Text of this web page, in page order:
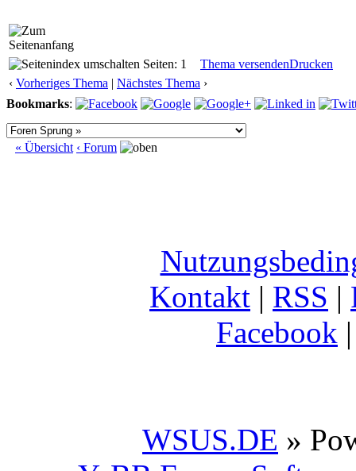
Seiten: 1 Thema versendenDrucken
‹ Vorheriges Thema | Nächstes Thema ›
Bookmarks:
« Übersicht ‹ Forum
Kontakt | RSS |
Facebook
WSUS.DE »